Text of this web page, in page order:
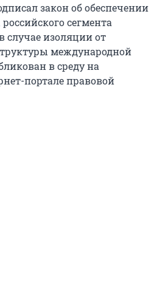
закон об обеспечении
сегмента
случае изоляции от
международной
в среду на
портале правовой